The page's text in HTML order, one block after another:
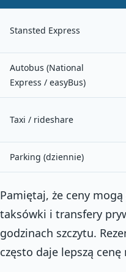
Stansted Express
Autobus (National
Express / easyBus)
Taxi / rideshare
Parking (dziennie)
Pamiętaj, że ceny
taksówki i transfery
godzinach szczytu.
często daje lepszą